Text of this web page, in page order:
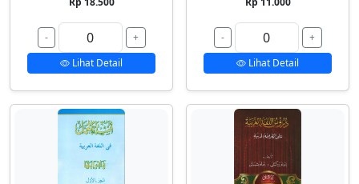
-
+
Lihat Detail
-
+
Lihat Detail